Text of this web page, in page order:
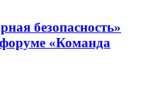
безопасность»
«Команда